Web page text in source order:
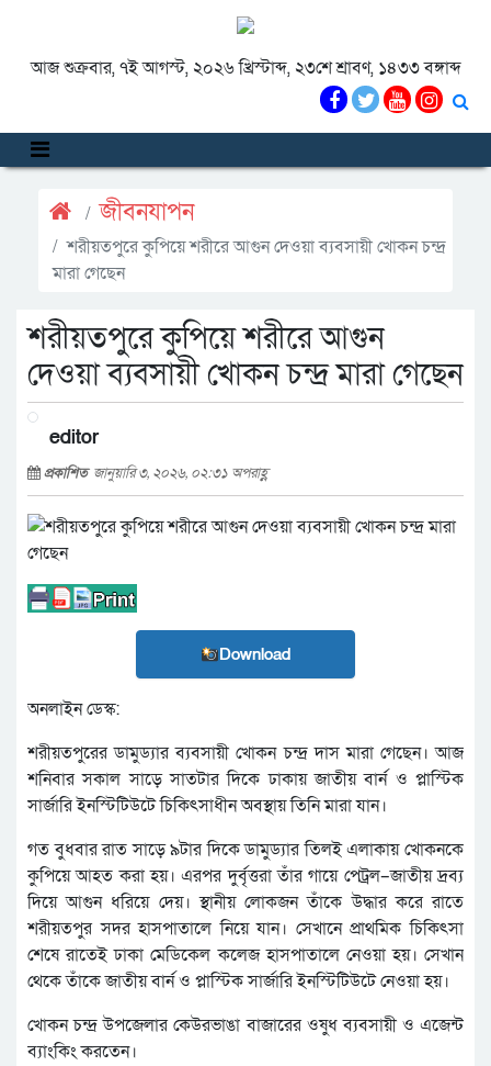
আজ শুক্রবার, ৭ই আগস্ট, ২০২৬ খ্রিস্টাব্দ, ২৩শে শ্রাবণ, ১৪৩৩ বঙ্গাব্দ
জীবনযাপন
শরীয়তপুরে কুপিয়ে শরীরে আগুন দেওয়া ব্যবসায়ী খোকন চন্দ্র
মারা গেছেন
শরীয়তপুরে কুপিয়ে শরীরে আগুন
দেওয়া ব্যবসায়ী খোকন চন্দ্র মারা গেছেন
editor
প্রকাশিত জানুয়ারি ৩, ২০২৬, ০২:৩১ অপরাহ্ণ
Download
অনলাইন ডেস্ক:
শরীয়তপুরের ডামুড্যার ব্যবসায়ী খোকন চন্দ্র দাস মারা গেছেন। আজ
শনিবার সকাল সাড়ে সাতটার দিকে ঢাকায় জাতীয় বার্ন ও প্লাস্টিক
সার্জারি ইনস্টিটিউটে চিকিৎসাধীন অবস্থায় তিনি মারা যান।
গত বুধবার রাত সাড়ে ৯টার দিকে ডামুড্যার তিলই এলাকায় খোকনকে
কুপিয়ে আহত করা হয়। এরপর দুর্বৃত্তরা তাঁর গায়ে পেট্রল–জাতীয় দ্রব্য
দিয়ে আগুন ধরিয়ে দেয়। স্থানীয় লোকজন তাঁকে উদ্ধার করে রাতে
শরীয়তপুর সদর হাসপাতালে নিয়ে যান। সেখানে প্রাথমিক চিকিৎসা
শেষে রাতেই ঢাকা মেডিকেল কলেজ হাসপাতালে নেওয়া হয়। সেখান
থেকে তাঁকে জাতীয় বার্ন ও প্লাস্টিক সার্জারি ইনস্টিটিউটে নেওয়া হয়।
খোকন চন্দ্র উপজেলার কেউরভাঙা বাজারের ওষুধ ব্যবসায়ী ও এজেন্ট
ব্যাংকিং করতেন।